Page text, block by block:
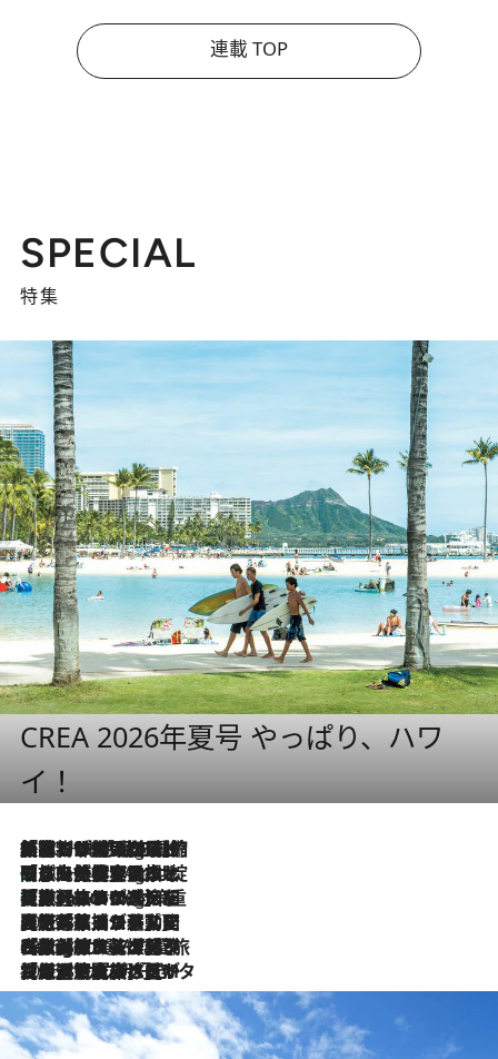
連載 TOP
SPECIAL
特集
CREA 2026年夏号 やっぱり、ハワ
イ！
10 Hours Ago
「荷物が増えるほど旅ストレスは増す」美容ジャーナリストがたどり着いた最終結論。“化粧品を劇的に減らす”感動の凝縮美容とは
10 Hours Ago
「旅先には金髪ウィッグを持参」日本と同じメイクでは損してる!? 美容ジャーナリストが提案する“掟破りの旅美容”とは
10 Hours Ago
【厳選旅コスメ】「身軽さ＆UV対策重視！」ヘアアーティストshucoが選んだ夏旅ベストコスメを発表【Mサイズジップ】
2026.8.5
【厳選旅コスメ】国内をあちこち移動する河井菜摘が選んだ夏旅ベストコスメ発表！「リラックスアイテムはマスト」【Mサイズジップ】
2026.8.4
【厳選旅コスメ】「紫外線＆乾燥対策しながらメイク感も！」ヘア＆メイクGeorgeが選んだ夏旅ベストコスメを発表！【Mサイズジップ】
2026.8.3
【厳選旅コスメ】「保湿もタイパ重視！」“サウナ好き”タレント清水みさとが愛用する夏旅ベストコスメを発表！【Mサイズジップ】